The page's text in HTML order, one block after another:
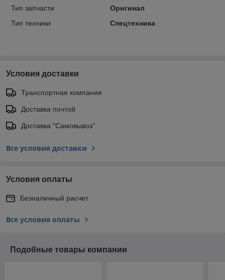
Тип запчасти
Оригинал
Тип техники
Спецтехника
Условия доставки
Транспортная компания
Доставка почтой
Доставка "Самовывоз"
Все условия доставки
Условия оплаты
Безналичный расчет
Все условия оплаты
Подобные товары компании